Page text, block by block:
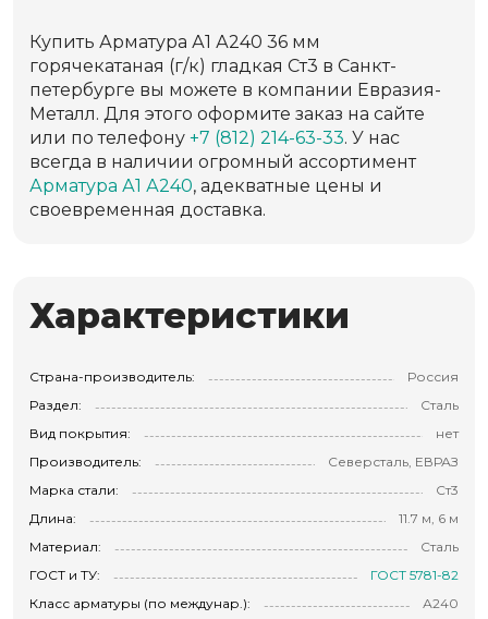
Купить Арматура А1 А240 36 мм
горячекатаная (г/к) гладкая Ст3 в Санкт-
петербурге вы можете в компании Евразия-
Металл. Для этого оформите заказ на сайте
или по телефону +7 (812) 214-63-33. У нас
всегда в наличии огромный ассортимент
Арматура А1 А240, адекватные цены и
своевременная доставка.
Характеристики
Страна-производитель:
Россия
Раздел:
Сталь
Вид покрытия:
нет
Производитель:
Северсталь, ЕВРАЗ
Марка стали:
Ст3
Длина:
11.7 м, 6 м
Материал:
Сталь
ГОСТ и ТУ:
ГОСТ 5781-82
Класс арматуры (по междунар.):
А240